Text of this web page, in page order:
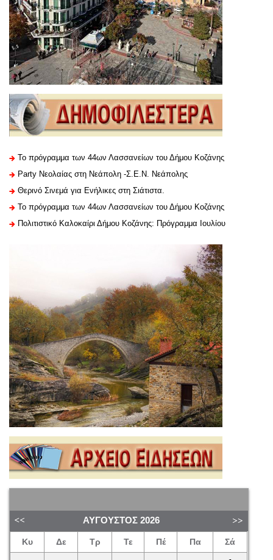
Το πρόγραμμα των 44ων Λασσανείων του Δήμου Κοζάνης
Party Νεολαίας στη Νεάπολη -Σ.Ε.Ν. Νεάπολης
Θερινό Σινεμά για Ενήλικες στη Σιάτιστα.
Το πρόγραμμα των 44ων Λασσανείων του Δήμου Κοζάνης
Πολιτιστικό Καλοκαίρι Δήμου Κοζάνης: Πρόγραμμα Ιουλίου
ΑΎΓΟΥΣΤΟΣ 2026
Κυ Δε Τρ Τε Πέ Πα Σά